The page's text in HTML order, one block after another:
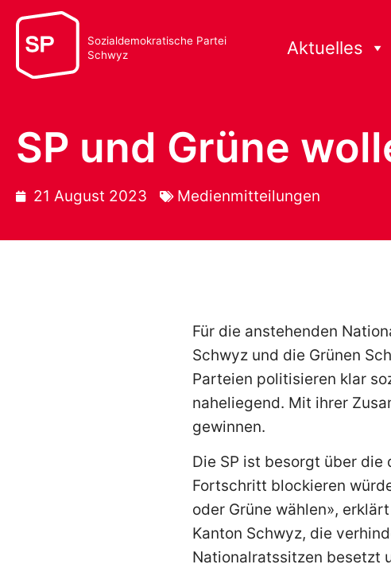
Sozialdemokratische Partei
Schwyz
Aktuelles
SP und Grüne
21 August 2023 Medienmitteilungen
Für die anstehenden
Schwyz und die Grünen
Parteien politisieren klar
naheliegend. Mit ihrer
gewinnen.
Die SP ist besorgt über die
Fortschritt blockieren
oder Grüne wählen»,
Kanton Schwyz, die
Nationalratssitzen besetzt